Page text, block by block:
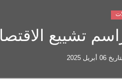
تشييع
06 أبريل 2025